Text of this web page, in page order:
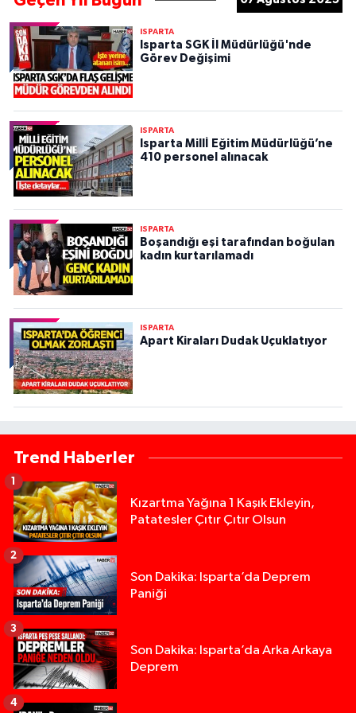
ISPARTA
Isparta SGK İl Müdürlüğü'nde
Görev Değişimi
ISPARTA
Isparta Millİ Eğitim Müdürlüğü’ne
410 personel alınacak
ISPARTA
Boşandığı eşi tarafından boğulan
kadın kurtarılamadı
ISPARTA
Apart Kiraları Dudak Uçuklatıyor
Trend Haberler
Kızartma Yağına 1 Kaşık Ekleyin,
Patatesler Çıtır Çıtır Olsun
1
Son Dakika: Isparta’da Deprem
Paniği
2
Son Dakika: Isparta’da Arka Arkaya
Deprem
3
4